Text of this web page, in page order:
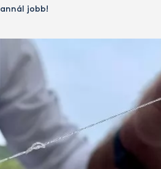
annál jobb!